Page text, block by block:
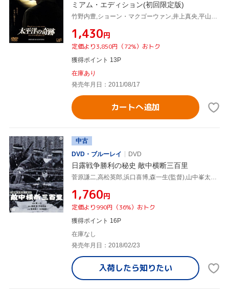
ミアム・エディション(初回限定版)
竹野内豊,ショーン・マクゴーウァン,井上真央,平山秀幸(監督),Don Jones(原作),加古隆(音楽)
¥1,430円
定価より3,850円（72%）おトク
獲得ポイント 13P
在庫あり
発売年月日：2011/08/17
カートへ追加
中古
DVD・ブルーレイ
DVD
日露戦争勝利の秘史 敵中横断三百里
菅原謙二,高松英郎,浜口喜博,森一生(監督),山中峯太郎(原作)
¥1,760円
定価より990円（36%）おトク
獲得ポイント 16P
在庫なし
発売年月日：2018/02/23
入荷したら知りたい